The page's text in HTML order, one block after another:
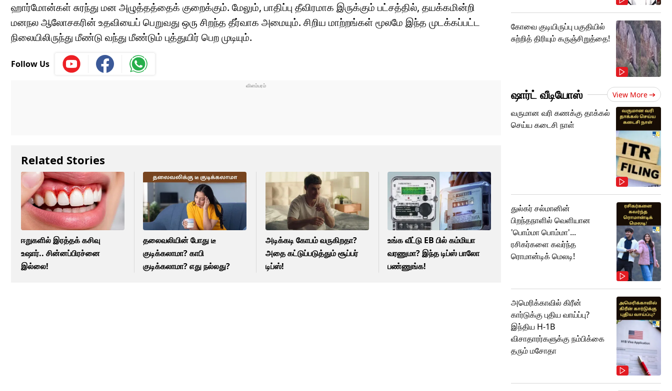
ஹார்மோன்கள் சுரந்து மன அழுத்தத்தைக் குறைக்கும். மேலும், பாதிப்பு தீவிரமாக இருக்கும் பட்சத்தில், தயக்கமின்றி
மனநல ஆலோசகரின் உதவியைப் பெறுவது ஒரு சிறந்த தீர்வாக அமையும். சிறிய மாற்றங்கள் மூலமே இந்த முடக்கப்பட்ட
நிலையிலிருந்து மீண்டு வந்து மீண்டும் புத்துயிர் பெற முடியும்.
Follow Us
Related Stories
ஈறுகளில் இரத்தக் கசிவு
உஷார்.. சின்னப்பிரச்னை
இல்லை!
தலைவலியின் போது டீ
குடிக்கலாமா? காபி
குடிக்கலாமா? எது நல்லது?
அடிக்கடி கோபம் வருகிறதா?
அதை கட்டுப்படுத்தும் சூப்பர்
டிப்ஸ்!
உங்க வீட்டு EB பில் கம்மியா
வரணுமா? இந்த டிப்ஸ் பாலோ
பண்ணுங்க!
கோவை குடியிருப்பு பகுதியில்
சுற்றித் திரியும் கருஞ்சிறுத்தை!
ஷார்ட் வீடியோஸ் View More
வருமான வரி கணக்கு தாக்கல்
செய்ய கடைசி நாள்
துல்கர் சல்மானின்
பிறந்தநாளில் வெளியான
'பொம்மா பொம்மா'...
ரசிகர்களை கவர்ந்த
ரொமான்டிக் மெலடி!
அமெரிக்காவில் கிரீன்
கார்டுக்கு புதிய வாய்ப்பு?
இந்திய H-1B
விசாதாரர்களுக்கு நம்பிக்கை
தரும் மசோதா